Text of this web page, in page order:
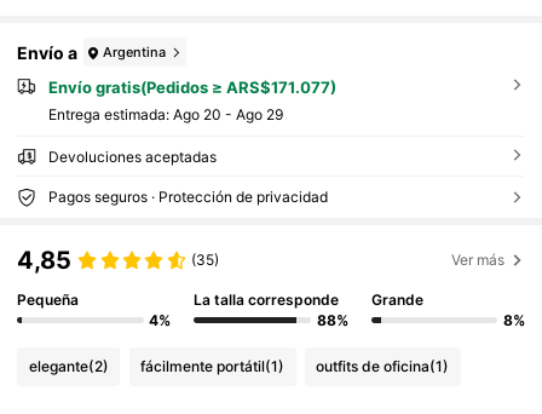
Envío a Argentina
Envío gratis(Pedidos ≥ ARS$171.077)
Entrega estimada: Ago 20 - Ago 29
Devoluciones aceptadas
Pagos seguros · Protección de privacidad
4,85 (35) Ver más
Pequeña
4%
La talla corresponde
88%
Grande
8%
elegante(2) fácilmente portátil(1) outfits de oficina(1)